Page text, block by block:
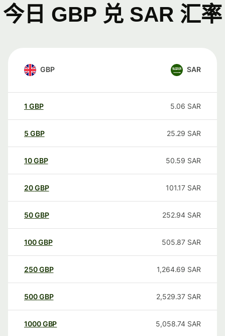
今日 GBP 兑 SAR 汇率
GBP SAR
1 GBP 5.06 SAR
5 GBP 25.29 SAR
10GBP 50.59 SAR
20GBP 101.17 SAR
50GBP 252.94 SAR
100GBP 505.87 SAR
250GBP 1,264.69 SAR
500GBP 2,529.37 SAR
1000GBP 5,058.74 SAR